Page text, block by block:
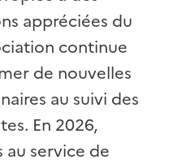
appréciées du
continue
de nouvelles
au suivi des
En 2026,
service de